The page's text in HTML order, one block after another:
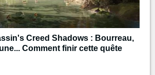
Creed Shadows : Bourreau,
Comment finir cette quête